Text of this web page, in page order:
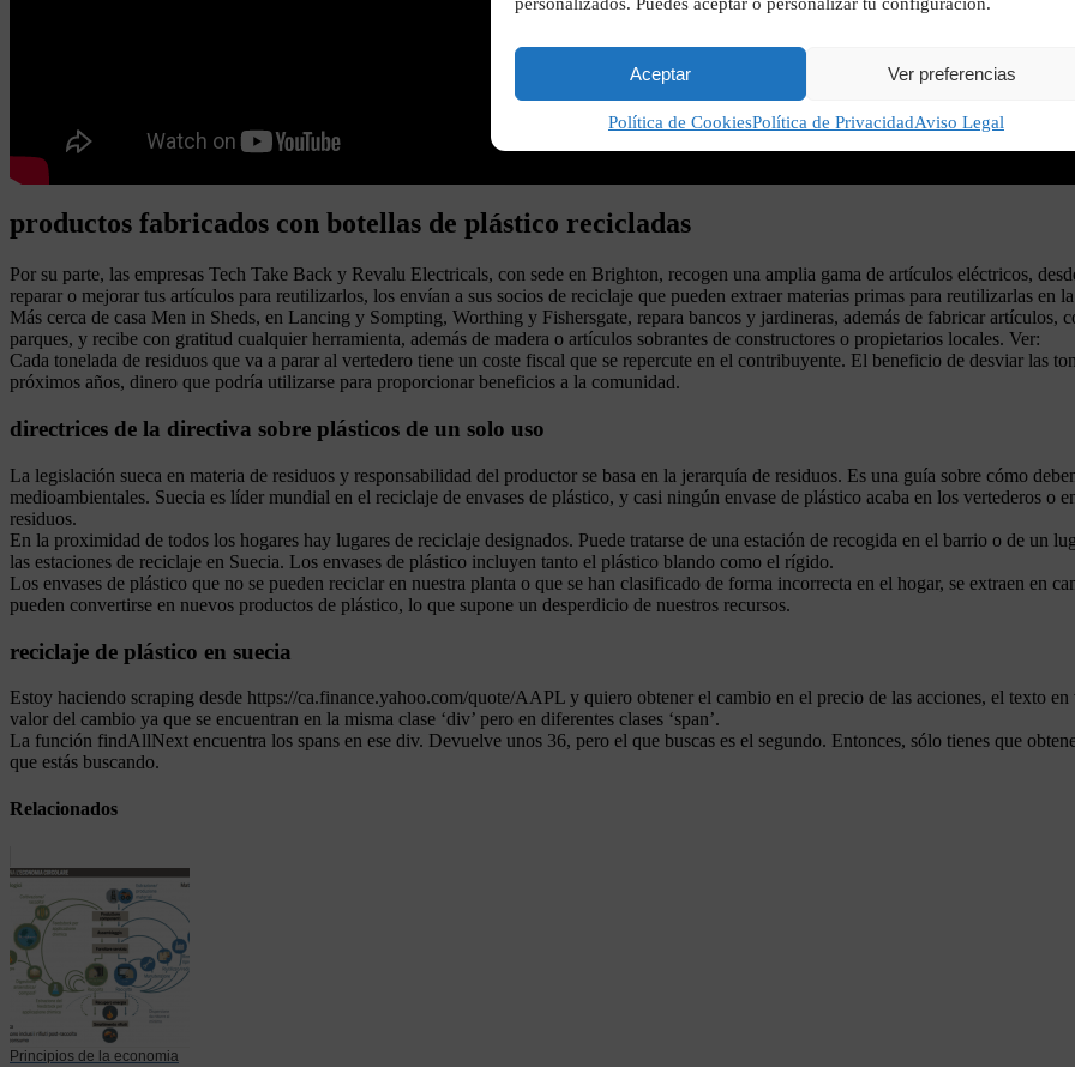
Aceptar Ver preferencias
Política de CookiesPolítica de PrivacidadAviso Legal
productos fabricados con botellas de plástico recicladas
Por su parte, las empresas Tech Take Back y Revalu Electricals, con sede en Brighton, recogen una amplia gama de artículos eléctricos,
reparar o mejorar tus artículos para reutilizarlos, los envían a sus socios de reciclaje que pueden extraer materias primas para reutilizarlas en
Más cerca de casa Men in Sheds, en Lancing y Sompting, Worthing y Fishersgate, repara bancos y jardineras, además de fabricar artículos,
parques, y recibe con gratitud cualquier herramienta, además de madera o artículos sobrantes de constructores o propietarios locales. Ver:
Cada tonelada de residuos que va a parar al vertedero tiene un coste fiscal que se repercute en el contribuyente. El beneficio de desviar las
próximos años, dinero que podría utilizarse para proporcionar beneficios a la comunidad.
directrices de la directiva sobre plásticos de un solo uso
La legislación sueca en materia de residuos y responsabilidad del productor se basa en la jerarquía de residuos. Es una guía sobre cómo
medioambientales. Suecia es líder mundial en el reciclaje de envases de plástico, y casi ningún envase de plástico acaba en los vertederos o
residuos.
En la proximidad de todos los hogares hay lugares de reciclaje designados. Puede tratarse de una estación de recogida en el barrio o de un
las estaciones de reciclaje en Suecia. Los envases de plástico incluyen tanto el plástico blando como el rígido.
Los envases de plástico que no se pueden reciclar en nuestra planta o que se han clasificado de forma incorrecta en el hogar, se extraen en
pueden convertirse en nuevos productos de plástico, lo que supone un desperdicio de nuestros recursos.
reciclaje de plástico en suecia
Estoy haciendo scraping desde https://ca.finance.yahoo.com/quote/AAPL y quiero obtener el cambio en el precio de las acciones, el texto
valor del cambio ya que se encuentran en la misma clase ‘div’ pero en diferentes clases ‘span’.
La función findAllNext encuentra los spans en ese div. Devuelve unos 36, pero el que buscas es el segundo. Entonces, sólo tienes que
que estás buscando.
Relacionados
Principios de la economia